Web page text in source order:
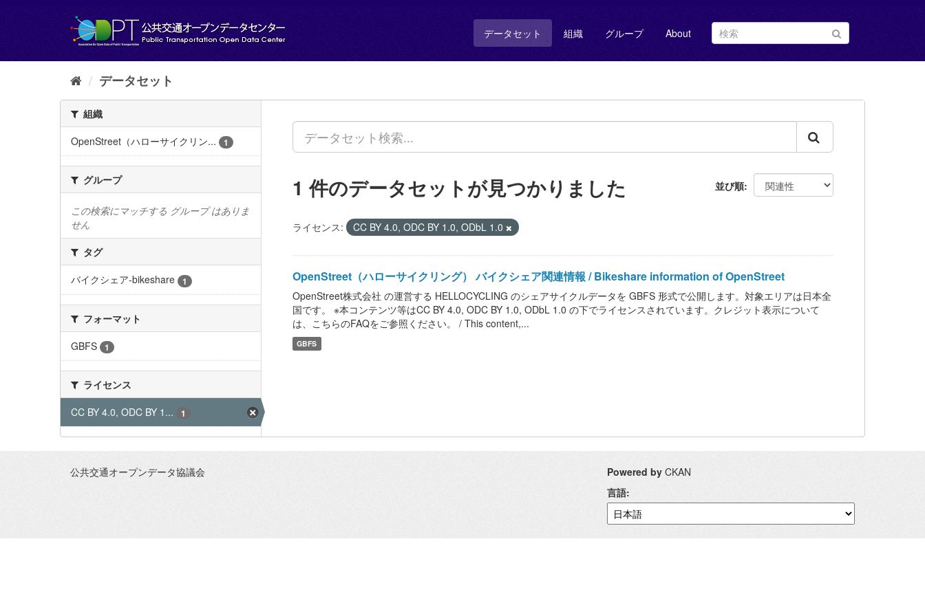
し
データセット 組織 グループ About
データセット
組織
OpenStreet（ハローサイクリン...
1
グループ
この検索にマッチする グループ はありま
せん
タグ
バイクシェア-bikeshare
1
フォーマット
GBFS
1
ライセンス
CC BY 4.0, ODC BY 1...
1
並び順
1 件のデータセットが見つかりました
ライセンス: CC BY 4.0, ODC BY 1.0, ODbL 1.0
OpenStreet（ハローサイクリング） バイクシェア関連情報 / Bikeshare information of OpenStreet
OpenStreet株式会社 の運営する HELLOCYCLING のシェアサイクルデータを GBFS 形式で公開します。対象エリアは日本全
国です。 ※本コンテンツ等はCC BY 4.0, ODC BY 1.0, ODbL 1.0 の下でライセンスされています。クレジット表示について
は、こちらのFAQをご参照ください。 / This content,...
GBFS
公共交通オープンデータ協議会 Powered by CKAN
言語